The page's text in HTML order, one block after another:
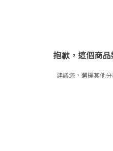
抱歉，這個商
建議您，選擇其他